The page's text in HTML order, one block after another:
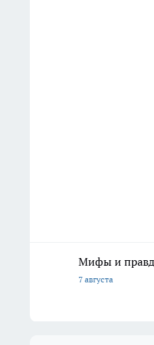
Мифы и
7 августа